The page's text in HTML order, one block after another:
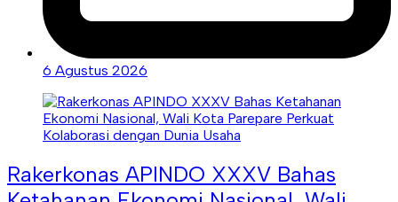
6 Agustus 2026
Rakerkonas APINDO XXXV Bahas